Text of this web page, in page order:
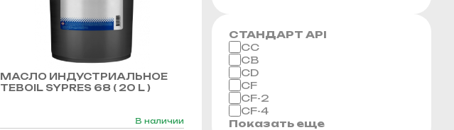
МАСЛО ИНДУСТРИАЛЬНОЕ
TEBOIL SYPRES 68 ( 20 L )
В наличии
СТАНДАРТ API
CC
CB
CD
CF
CF-2
CF-4
Показать еще